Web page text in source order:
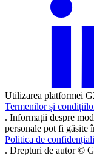
Utilizarea platformei
Termenilor și
. Informații despre
personale pot fi găsite
Politica de
. Drepturi de autor ©